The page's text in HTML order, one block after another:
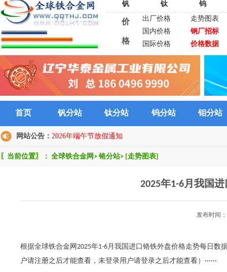
钒 钛 钨
价
格
出厂价格
走势图表
国内价格
钢厂招标
国际价格
价格数据
首页 钒分站 钛分站 钨分站 钼分站
网站公告： 2026年端午节放假通知
〖当前位置〗： 全球铁合金网 > 铬分站> [走势图表]
2025年1-6月我国
发布时间
根据全球铁合金网2025年1-6月我国进口铬铁外盘价格走势每日
户请注册之后才能查看，未登录用户请登录之后才能查看）······